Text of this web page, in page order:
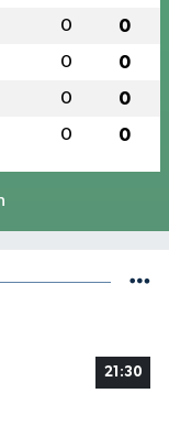
0 0
0 0
0 0
0 0
21:30